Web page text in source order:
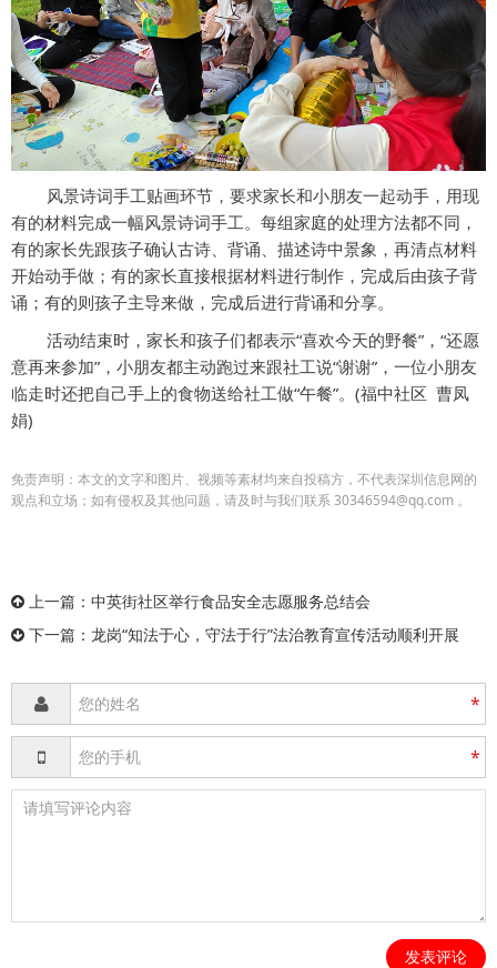
风景诗词手工贴画环节，要求家长和小朋友一起动手，用现
有的材料完成一幅风景诗词手工。每组家庭的处理方法都不同，
有的家长先跟孩子确认古诗、背诵、描述诗中景象，再清点材料
开始动手做；有的家长直接根据材料进行制作，完成后由孩子背
诵；有的则孩子主导来做，完成后进行背诵和分享。
活动结束时，家长和孩子们都表示“喜欢今天的野餐”，“还愿
意再来参加”，小朋友都主动跑过来跟社工说“谢谢”，一位小朋友
临走时还把自己手上的食物送给社工做“午餐”。(福中社区 曹凤
娟)
免责声明：本文的文字和图片、视频等素材均来自投稿方，不代表深圳信息网的
观点和立场；如有侵权及其他问题，请及时与我们联系 30346594@qq.com 。
上一篇： 中英街社区举行食品安全志愿服务总结会
下一篇： 龙岗“知法于心，守法于行”法治教育宣传活动顺利开展
*
*
发表评论